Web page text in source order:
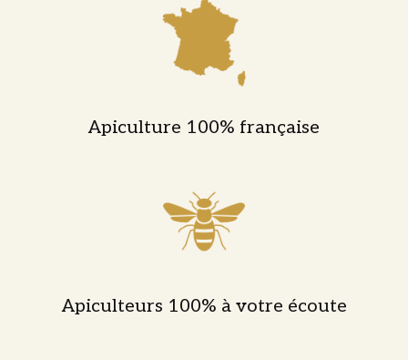
Apiculture 100% française
Apiculteurs 100% à votre écoute